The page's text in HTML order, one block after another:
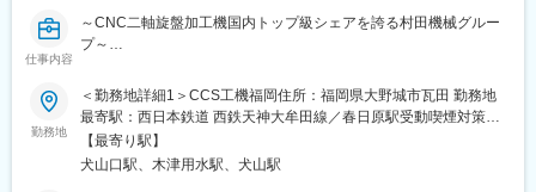
資格取得支援制度があり（会社負担）、資格手当は5000円～
20000円です。支援の内容はテキストの購入、受講費用の負担が
環境です。残業時間も10H以下であり、残業抑制の声かけなども
行っており働きやすい環境の創造を徹底しています。
【顧客】
地元の工務店やサブコンからの発注がほとんどです。長くお付き
合いのある企業様が多く、ご評価を頂きながら安定した受注を頂
いています。
仕事内容
～CNC二軸旋盤加工機国内トップ級シェアを誇る村田機械グルー
プ～
■ミッション：
CNC平行2軸型旋盤のメンテナンス・点検・更新（リプレース・
予防保全）提案を通じて、顧客の生産効率と機械の長寿命化を実
現し、顧客満足度を向上させます。
勤務地
＜勤務地詳細1＞CCS工機福岡住所：福岡県大野城市瓦田 勤務地
最寄駅：西日本鉄道 西鉄天神大牟田線／春日原駅受動喫煙対策：
屋内全面禁煙＜勤務地詳細2＞犬山事業所住所：愛知県犬山市橋爪
中島2 勤務地最寄駅：名鉄犬山線／犬山口駅受動喫煙対策：敷地
【最寄り駅】
犬山口駅、木津用水駅、犬山駅